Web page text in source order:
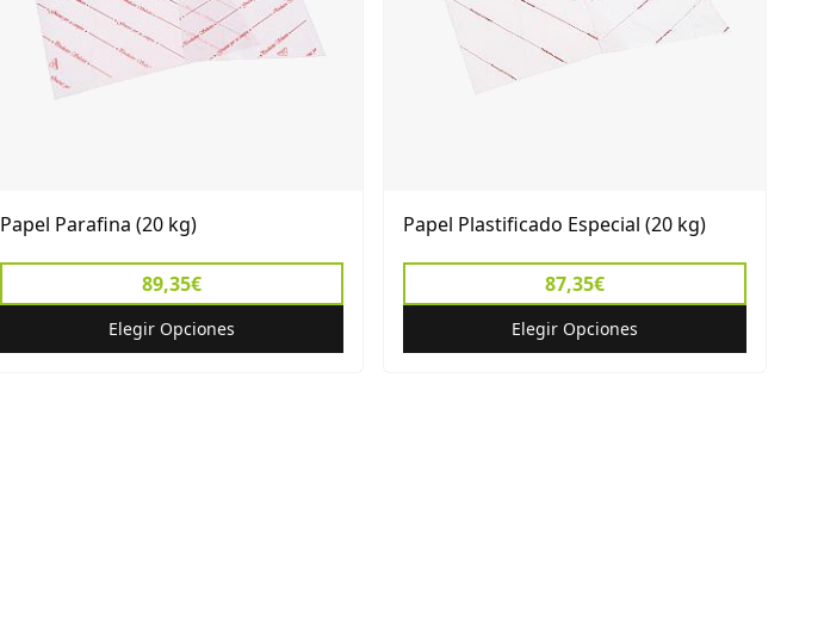
Papel Parafina (20 kg)
89,35€
Elegir Opciones
Papel Plastificado Especial (20 kg)
87,35€
Elegir Opciones